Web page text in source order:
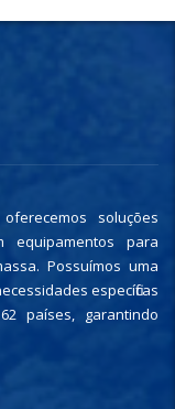
soluções
para
Possuímos uma
específicas
países, garantindo